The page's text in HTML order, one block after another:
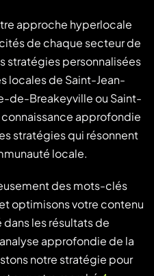
approche hyperlocale
de chaque secteur de
stratégies personnalisées
locales de Saint-Jean-
de-Breakeyville ou Saint-
approfondie
stratégies qui résonnent
locale.
des mots-clés
optimisons votre contenu
les résultats de
approfondie de la
notre stratégie pour